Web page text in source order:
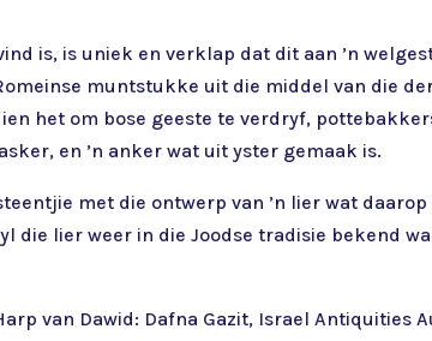
is, is uniek en verklap dat dit aan ’n
muntstukke uit die middel van die
het om bose geeste te verdryf,
en ’n anker wat uit yster gemaak is.
met die ontwerp van ’n lier wat
die lier weer in die Joodse tradisie bekend
van Dawid: Dafna Gazit, Israel Antiquities